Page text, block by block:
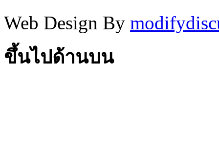
Web Design By
ขึ้นไปด้านบน